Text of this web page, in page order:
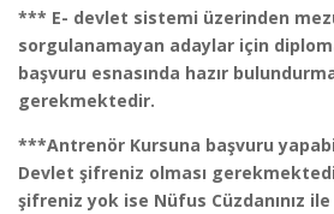
*** E- devlet sistemi üzerinden
sorgulanamayan adaylar için
başvuru esnasında hazır
gerekmektedir.
***Antrenör Kursuna başvuru
Devlet şifreniz olması
şifreniz yok ise Nüfus Cüzdanınız